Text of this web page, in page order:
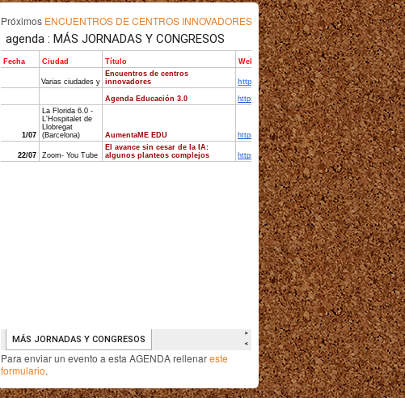
Próximos ENCUENTROS DE CENTROS INNOVADORES
Para enviar un evento a esta AGENDA rellenareste
formulario.